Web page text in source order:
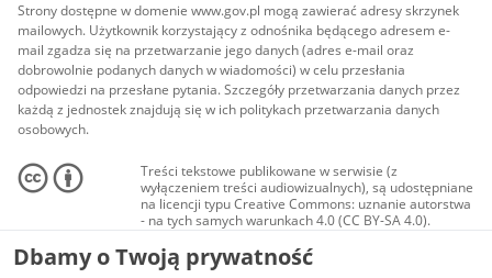
Strony dostępne w domenie www.gov.pl mogą zawierać adresy skrzynek
mailowych. Użytkownik korzystający z odnośnika będącego adresem e-
mail zgadza się na przetwarzanie jego danych (adres e-mail oraz
dobrowolnie podanych danych w wiadomości) w celu przesłania
odpowiedzi na przesłane pytania. Szczegóły przetwarzania danych przez
każdą z jednostek znajdują się w ich politykach przetwarzania danych
osobowych.
Treści tekstowe publikowane w serwisie (z
wyłączeniem treści audiowizualnych), są udostępniane
na licencji typu Creative Commons: uznanie autorstwa
- na tych samych warunkach 4.0 (CC BY-SA 4.0).
Materiały audiowizualne, w tym zdjęcia, materiały
audio i wideo, są udostępniane na licencji typu
Creative Commons: uznanie autorstwa użycie
Dbamy o Twoją prywatność